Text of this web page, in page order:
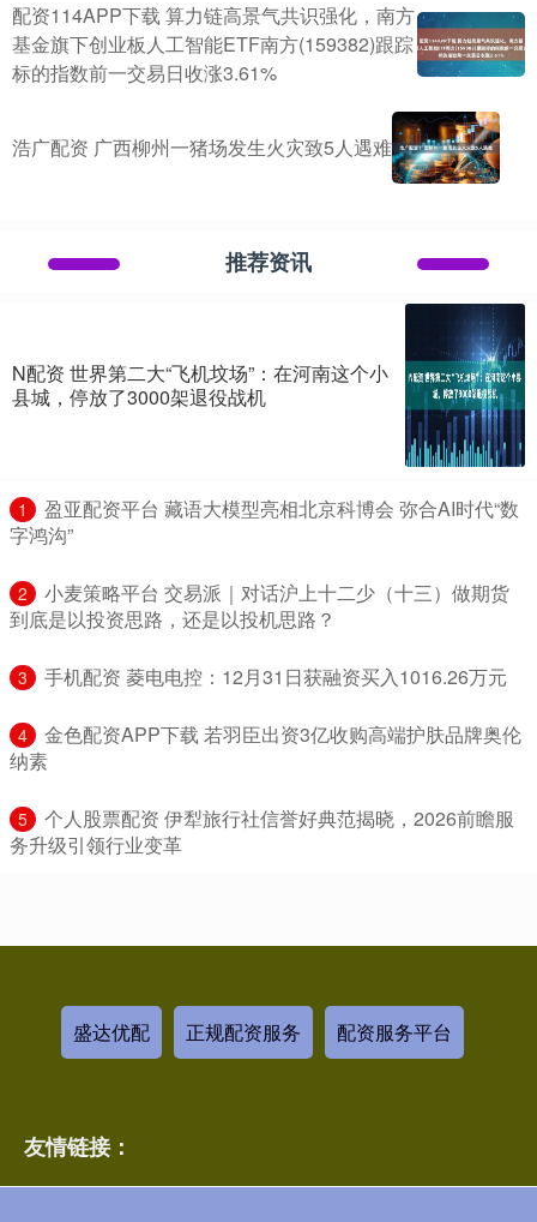
配资114APP下载 算力链高景气共识强化，南方
基金旗下创业板人工智能ETF南方(159382)跟踪
标的指数前一交易日收涨3.61%
浩广配资 广西柳州一猪场发生火灾致5人遇难
推荐资讯
N配资 世界第二大“飞机坟场”：在河南这个小
县城，停放了3000架退役战机
1
​盈亚配资平台 藏语大模型亮相北京科博会 弥合AI时代“数
字鸿沟”
2
​小麦策略平台 交易派｜对话沪上十二少（十三）做期货
到底是以投资思路，还是以投机思路？
3 ​手机配资 菱电电控：12月31日获融资买入1016.26万元
4
​金色配资APP下载 若羽臣出资3亿收购高端护肤品牌奥伦
纳素
5
​个人股票配资 伊犁旅行社信誉好典范揭晓，2026前瞻服
务升级引领行业变革
盛达优配 正规配资服务 配资服务平台
友情链接：